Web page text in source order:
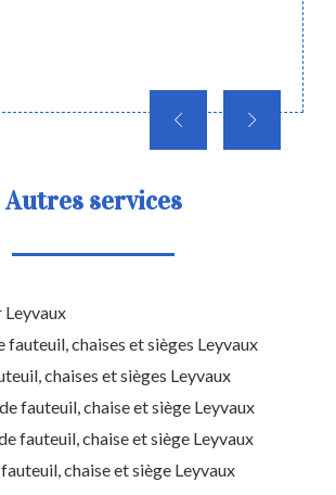
vous
Autres services
Leyvaux
fauteuil, chaises et sièges Leyvaux
chaises et sièges Leyvaux
fauteuil, chaise et siège Leyvaux
fauteuil, chaise et siège Leyvaux
chaise et siège Leyvaux